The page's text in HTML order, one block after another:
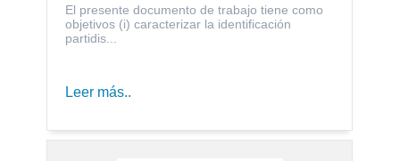
El presente documento de trabajo tiene como
objetivos (i) caracterizar la identificación
partidis...
Leer más..